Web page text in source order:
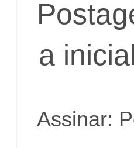
a inicial
Assinar: